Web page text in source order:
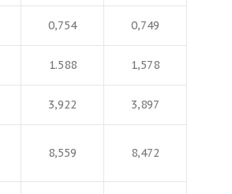
0,754 0,749
1.588 1,578
3,922 3,897
8,559 8,472